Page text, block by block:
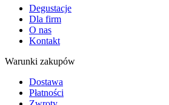
Degustacje
Dla firm
O nas
Kontakt
Warunki zakupów
Dostawa
Płatności